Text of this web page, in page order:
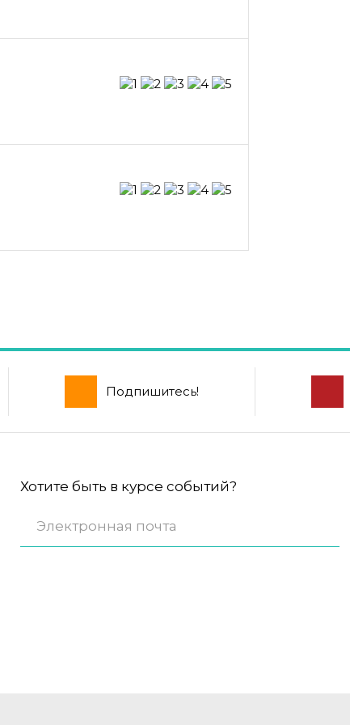
Подпишитесь!
Хотите быть в курсе событий?